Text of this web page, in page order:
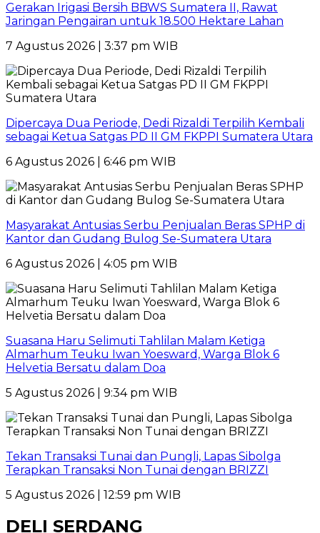
Gerakan Irigasi Bersih BBWS Sumatera II, Rawat
Jaringan Pengairan untuk 18.500 Hektare Lahan
7 Agustus 2026 | 3:37 pm WIB
Dipercaya Dua Periode, Dedi Rizaldi Terpilih Kembali
sebagai Ketua Satgas PD II GM FKPPI Sumatera Utara
6 Agustus 2026 | 6:46 pm WIB
Masyarakat Antusias Serbu Penjualan Beras SPHP di
Kantor dan Gudang Bulog Se-Sumatera Utara
6 Agustus 2026 | 4:05 pm WIB
Suasana Haru Selimuti Tahlilan Malam Ketiga
Almarhum Teuku Iwan Yoesward, Warga Blok 6
Helvetia Bersatu dalam Doa
5 Agustus 2026 | 9:34 pm WIB
Tekan Transaksi Tunai dan Pungli, Lapas Sibolga
Terapkan Transaksi Non Tunai dengan BRIZZI
5 Agustus 2026 | 12:59 pm WIB
DELI SERDANG